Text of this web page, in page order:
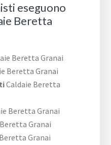
eseguono
Beretta
Beretta Granai
Beretta Granai
Caldaie Beretta
Beretta Granai
Granai
Granai